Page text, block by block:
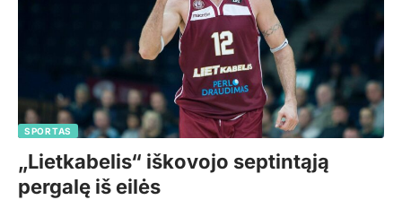
SPORTAS
„Lietkabelis“ iškovojo septintąją
pergalę iš eilės